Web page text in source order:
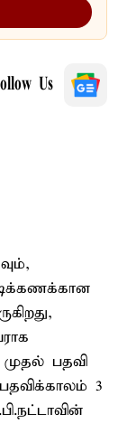
Us
பதவி
3